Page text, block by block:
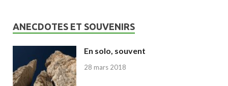
ANECDOTES ET SOUVENIRS
En solo, souvent
28 mars 2018